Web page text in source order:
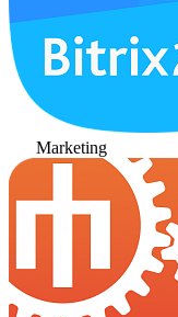
Marketing